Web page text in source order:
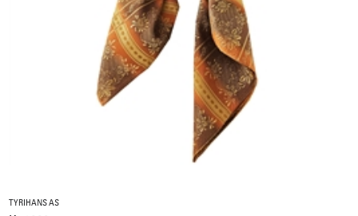
TYRIHANS AS